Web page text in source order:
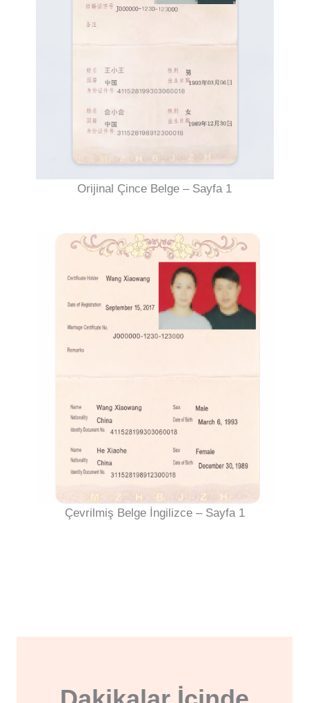
Orijinal Çince Belge – Sayfa 1
Çevrilmiş Belge İngilizce – Sayfa 1